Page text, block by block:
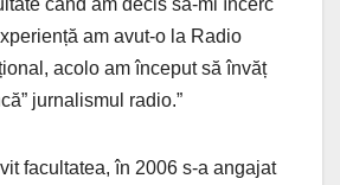
când am decis să-mi încerc
am avut-o la Radio
acolo am început să învăț
jurnalismul radio.”
facultatea, în 2006 s-a angajat